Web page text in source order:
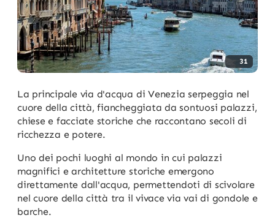
31
La principale via d'acqua di Venezia serpeggia nel
cuore della città, fiancheggiata da sontuosi palazzi,
chiese e facciate storiche che raccontano secoli di
ricchezza e potere.
Uno dei pochi luoghi al mondo in cui palazzi
magnifici e architetture storiche emergono
direttamente dall'acqua, permettendoti di scivolare
nel cuore della città tra il vivace via vai di gondole e
barche.